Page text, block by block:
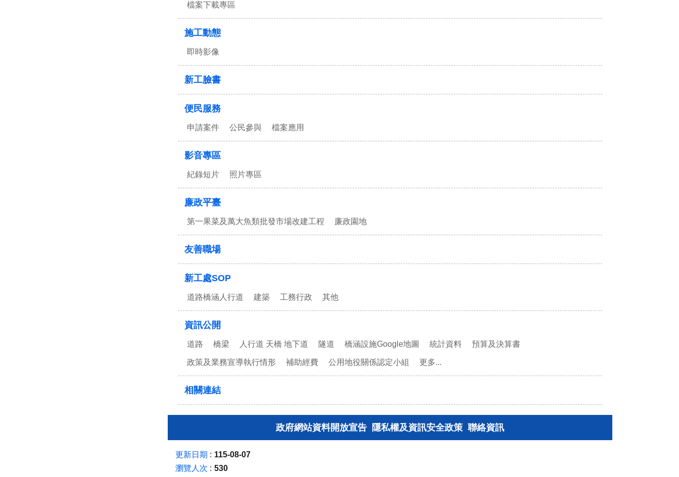
檔案下載專區
施工動態
即時影像
新工臉書
便民服務
申請案件 公民參與 檔案應用
影音專區
紀錄短片 照片專區
廉政平臺
第一果菜及萬大魚類批發市場改建工程 廉政園地
友善職場
新工處SOP
道路橋涵人行道 建築 工務行政 其他
資訊公開
道路 橋梁 人行道 天橋 地下道 隧道 橋涵設施Google地圖 統計資料 預算及決算書
政策及業務宣導執行情形 補助經費 公用地役關係認定小組 更多...
相關連結
政府網站資料開放宣告 隱私權及資訊安全政策 聯絡資訊
更新日期
115-08-07
瀏覽人次
530